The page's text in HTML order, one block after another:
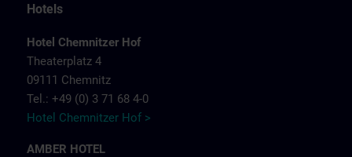
Hotels
Hotel Chemnitzer Hof
Theaterplatz 4
09111 Chemnitz
Tel.: +49 (0) 3 71 68 4-0
Hotel Chemnitzer Hof >
AMBER HOTEL